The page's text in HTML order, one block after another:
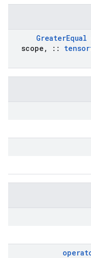
GreaterEqual
scope , ::